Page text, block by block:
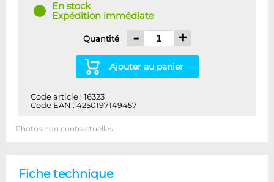
En stock
Expédition immédiate
Quantité - +
Ajouter au panier
Code article : 16323
Code EAN : 4250197149457
Photos non contractuelles
Fiche technique